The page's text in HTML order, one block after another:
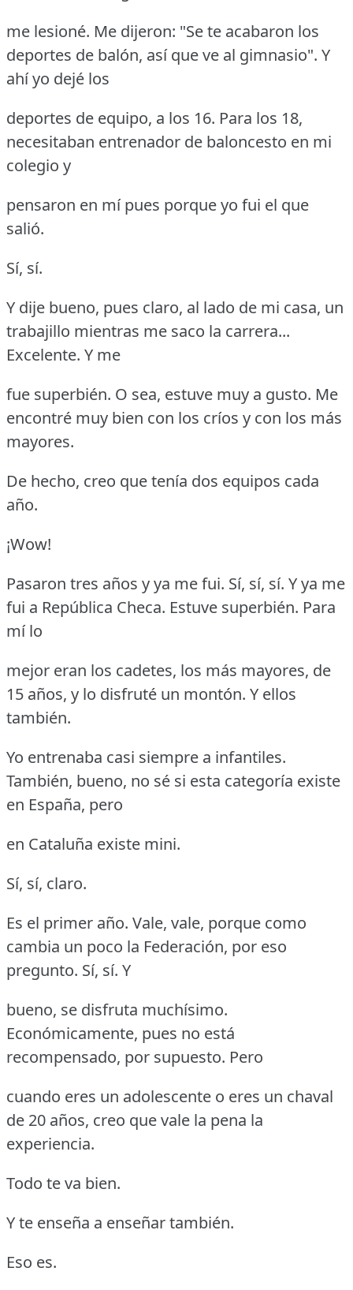
me lesioné. Me dijeron: "Se te acabaron los
deportes de balón, así que ve al gimnasio". Y
ahí yo dejé los
deportes de equipo, a los 16. Para los 18,
necesitaban entrenador de baloncesto en mi
colegio y
pensaron en mí pues porque yo fui el que
salió.
Sí, sí.
Y dije bueno, pues claro, al lado de mi casa, un
trabajillo mientras me saco la carrera...
Excelente. Y me
fue superbién. O sea, estuve muy a gusto. Me
encontré muy bien con los críos y con los más
mayores.
De hecho, creo que tenía dos equipos cada
año.
¡Wow!
Pasaron tres años y ya me fui. Sí, sí, sí. Y ya me
fui a República Checa. Estuve superbién. Para
mí lo
mejor eran los cadetes, los más mayores, de
15 años, y lo disfruté un montón. Y ellos
también.
Yo entrenaba casi siempre a infantiles.
También, bueno, no sé si esta categoría existe
en España, pero
en Cataluña existe mini.
Sí, sí, claro.
Es el primer año. Vale, vale, porque como
cambia un poco la Federación, por eso
pregunto. Sí, sí. Y
bueno, se disfruta muchísimo.
Económicamente, pues no está
recompensado, por supuesto. Pero
cuando eres un adolescente o eres un chaval
de 20 años, creo que vale la pena la
experiencia.
Todo te va bien.
Y te enseña a enseñar también.
Eso es.